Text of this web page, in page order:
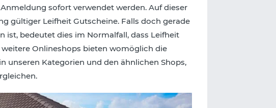
sofort verwendet werden. Auf dieser
gültiger Leifheit Gutscheine. Falls doch gerade
ist, bedeutet dies im Normalfall, dass Leifheit
Onlineshops bieten womöglich die
unseren Kategorien und den ähnlichen Shops,